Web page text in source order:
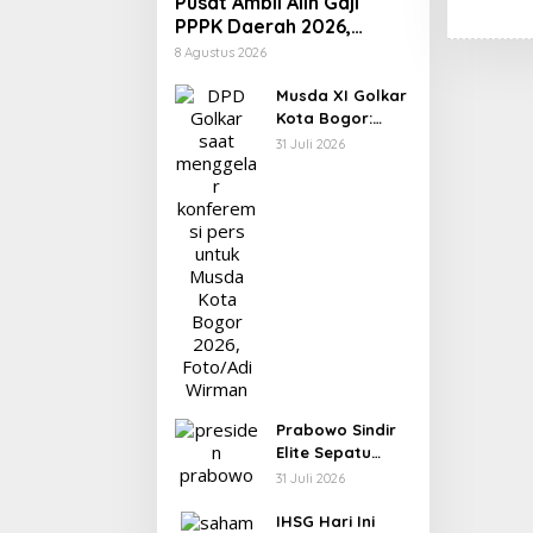
PPPK Daerah 2026,
Ratusan Pemda Bisa
8 Agustus 2026
Musda XI Golkar
Kota Bogor:
Rusli Prihatevy
31 Juli 2026
Prabowo Sindir
Elite Sepatu
Harus Kotor
31 Juli 2026
IHSG Hari Ini